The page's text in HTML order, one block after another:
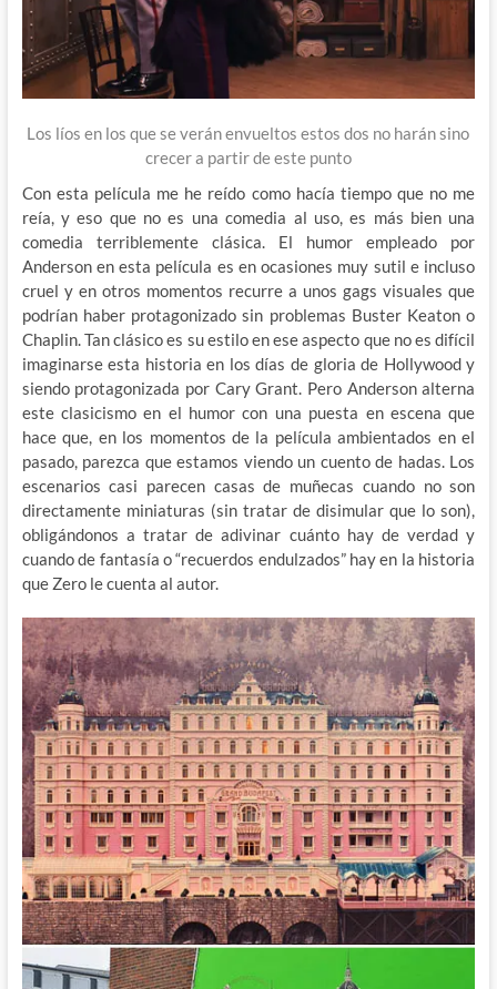
Los líos en los que se verán envueltos estos dos no harán sino
crecer a partir de este punto
Con esta película me he reído como hacía tiempo que no me
reía, y eso que no es una comedia al uso, es más bien una
comedia terriblemente clásica. El humor empleado por
Anderson en esta película es en ocasiones muy sutil e incluso
cruel y en otros momentos recurre a unos gags visuales que
podrían haber protagonizado sin problemas Buster Keaton o
Chaplin. Tan clásico es su estilo en ese aspecto que no es difícil
imaginarse esta historia en los días de gloria de Hollywood y
siendo protagonizada por Cary Grant. Pero Anderson alterna
este clasicismo en el humor con una puesta en escena que
hace que, en los momentos de la película ambientados en el
pasado, parezca que estamos viendo un cuento de hadas. Los
escenarios casi parecen casas de muñecas cuando no son
directamente miniaturas (sin tratar de disimular que lo son),
obligándonos a tratar de adivinar cuánto hay de verdad y
cuando de fantasía o “recuerdos endulzados” hay en la historia
que Zero le cuenta al autor.